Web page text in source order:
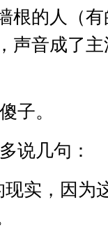
根的人（
声音成了
子。
说几句：
实，因为